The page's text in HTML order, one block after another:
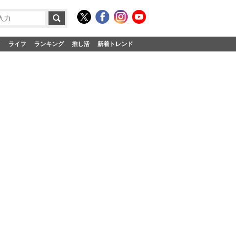
ライフ ランキング 推し活 新着トレンド